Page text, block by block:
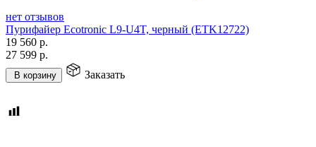
нет отзывов
Пурифайер Ecotronic L9-U4T, черный (ETK12722)
19 560 р.
27 599 р.
В корзину Заказать